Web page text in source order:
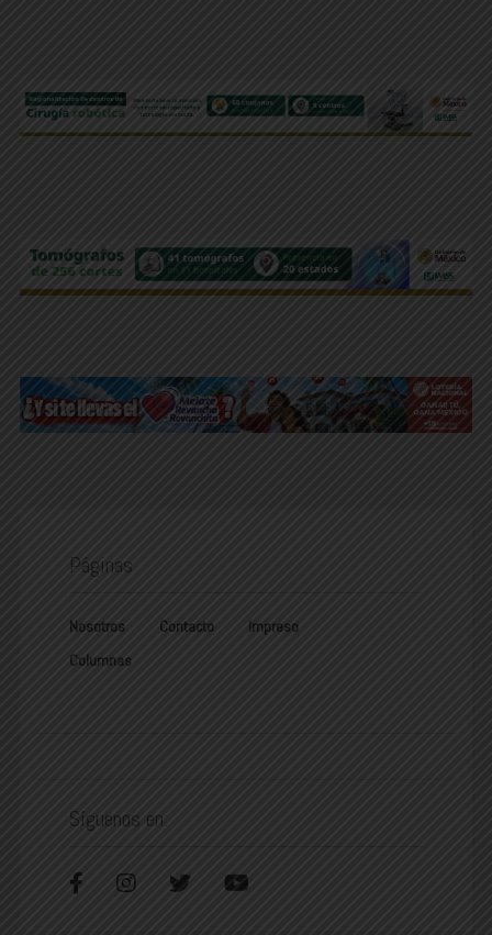
Páginas
Nosotros Contacto
Impreso
Columnas
Síguenos en: